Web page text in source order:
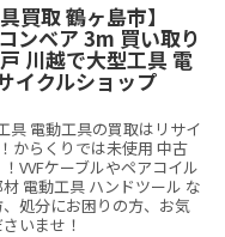
買取 鶴ヶ島市】
ンベア 3m 買い取り
川越で大型工具 電
イクルショップ
具 電動工具の買取はリサイ
からくりでは未使用 中古
VVFケーブルやペアコイル
電動工具 ハンドツール な
処分にお困りの方、お気
いませ！